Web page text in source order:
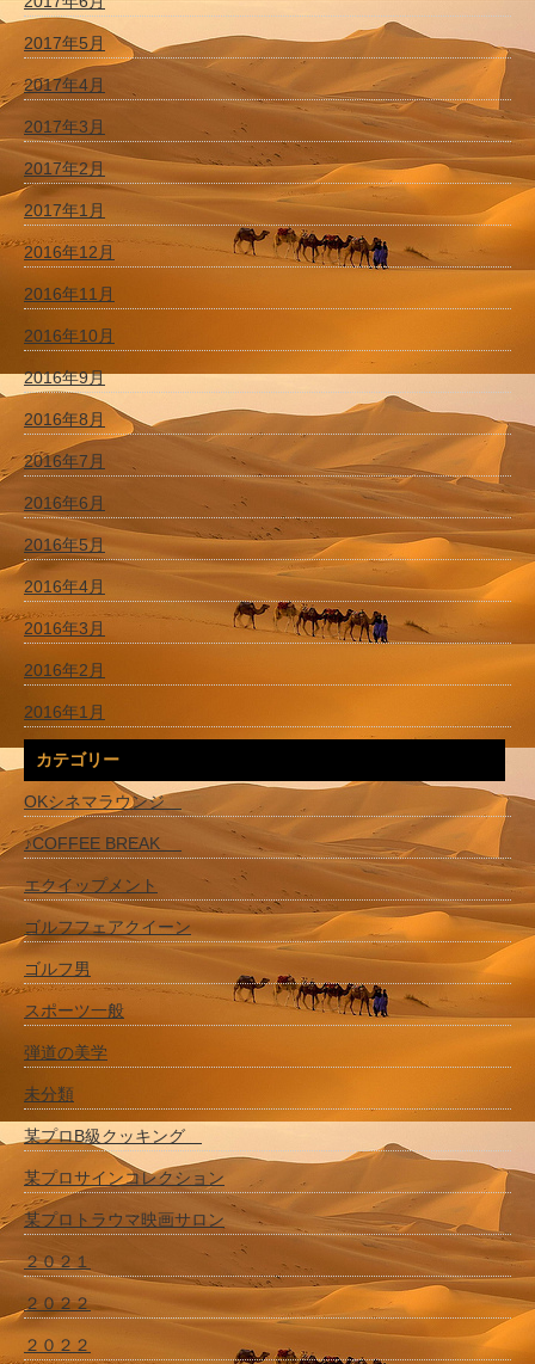
2017年5月
2017年4月
2017年3月
2017年2月
2017年1月
2016年12月
2016年11月
2016年10月
2016年9月
2016年8月
2016年7月
2016年6月
2016年5月
2016年4月
2016年3月
2016年2月
2016年1月
カテゴリー
OKシネマラウンジ
♪COFFEE BREAK
エクイップメント
ゴルフフェアクイーン
ゴルフ男
スポーツ一般
弾道の美学
未分類
某プロB級クッキング
某プロサインコレクション
某プロトラウマ映画サロン
２０２１
２０２２
２０２２